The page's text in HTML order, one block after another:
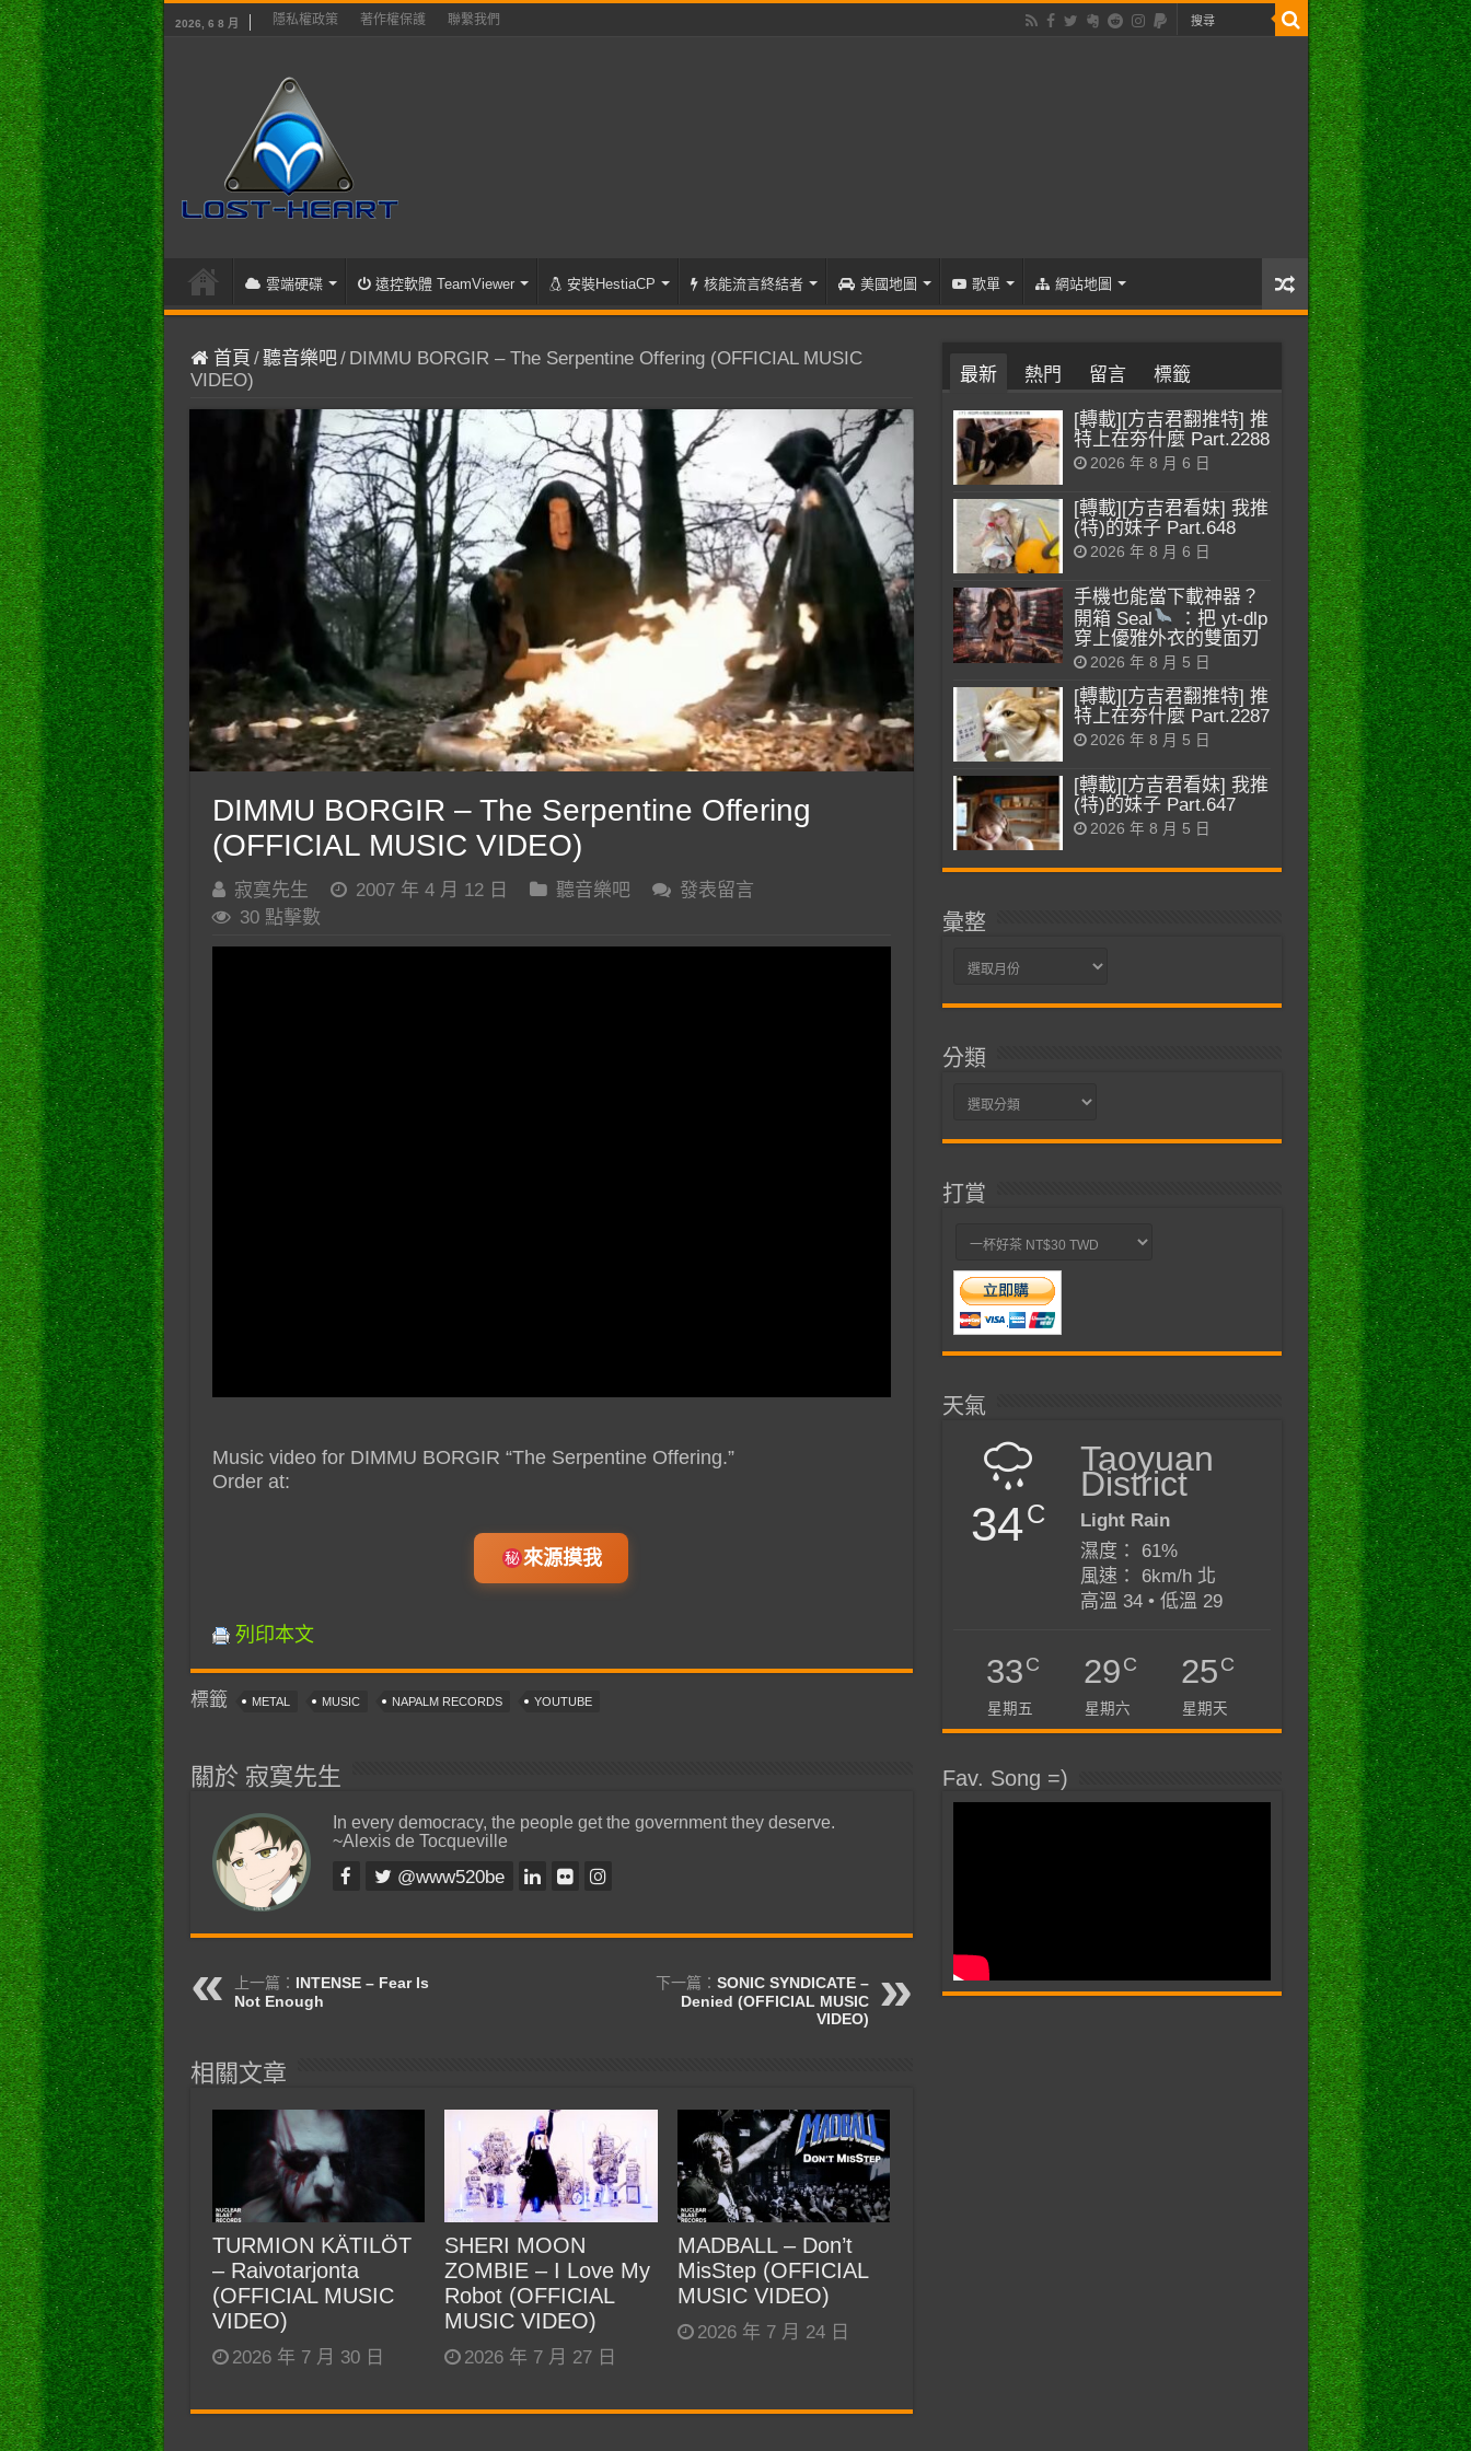
2026, 6 8 月 隱私權政策 著作權保護 聯繫我們
雲端硬碟 遠控軟體 TeamViewer 安裝HestiaCP 核能流言終結者 美國地圖 歌單 網站地圖
首頁 /聽音樂吧/ DIMMU BORGIR – The Serpentine Offering (OFFICIAL MUSIC
VIDEO)
DIMMU BORGIR – The Serpentine Offering
(OFFICIAL MUSIC VIDEO)
寂寞先生 2007 年 4 月 12 日 聽音樂吧
發表留言
30 點擊數
Music video for DIMMU BORGIR “The Serpentine Offering.”
Order at:
來源摸我
列印本文
標籤 METAL MUSIC NAPALM RECORDS YOUTUBE
關於 寂寞先生
In every democracy, the people get the government they deserve.
~Alexis de Tocqueville
@www520be
上一篇： INTENSE – Fear Is
Not Enough
下一篇： SONIC SYNDICATE –
Denied (OFFICIAL MUSIC
VIDEO)
相關文章
TURMION KÄTILÖT
– Raivotarjonta
(OFFICIAL MUSIC
VIDEO)
2026 年 7 月 30 日
SHERI MOON
ZOMBIE – I Love My
Robot (OFFICIAL
MUSIC VIDEO)
2026 年 7 月 27 日
MADBALL – Don’t
MisStep (OFFICIAL
MUSIC VIDEO)
2026 年 7 月 24 日
最新 熱門 留言 標籤
[轉載][方吉君翻推特] 推
特上在夯什麼 Part.2288
2026 年 8 月 6 日
[轉載][方吉君看妹] 我推
(特)的妹子 Part.648
2026 年 8 月 6 日
手機也能當下載神器？
開箱 Seal
：把 yt-dlp
穿上優雅外衣的雙面刃
2026 年 8 月 5 日
[轉載][方吉君翻推特] 推
特上在夯什麼 Part.2287
2026 年 8 月 5 日
[轉載][方吉君看妹] 我推
(特)的妹子 Part.647
2026 年 8 月 5 日
彙整
彙
分類
分
打賞
天氣
34C
Taoyuan
District
Light Rain
濕度： 61%
風速： 6km/h 北
高溫 34 • 低溫 29
33C
星期五
29C
星期六
25C
星期天
Fav. Song =)